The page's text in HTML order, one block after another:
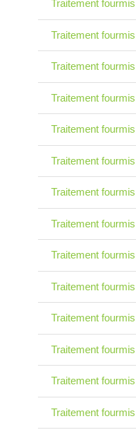
Traitement
Traitement
Traitement
Traitement
Traitement
Traitement
Traitement
Traitement
Traitement
Traitement
Traitement
Traitement
Traitement
Traitement